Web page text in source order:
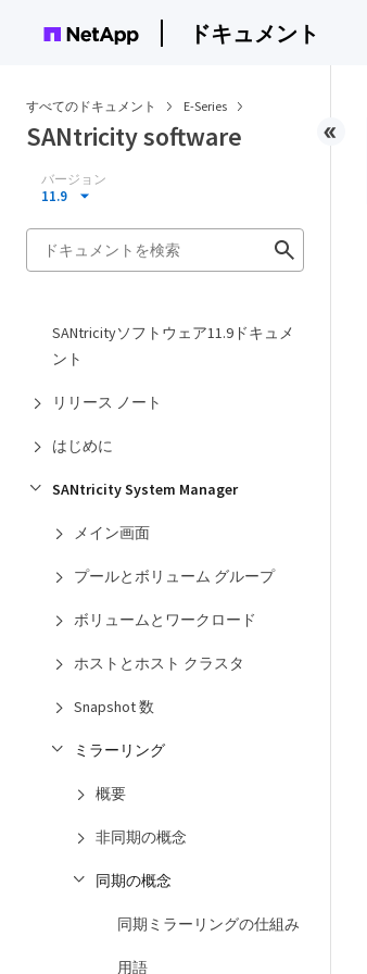
ドキュメント
すべてのドキュメント E-Series
SANtricity software
バージョン
11.9
SANtricityソフトウェア11.9ドキュメ
ント
リリース ノート
はじめに
SANtricity System Manager
メイン画面
プールとボリューム グループ
ボリュームとワークロード
ホストとホスト クラスタ
Snapshot 数
ミラーリング
概要
非同期の概念
同期の概念
同期ミラーリングの仕組み
用語